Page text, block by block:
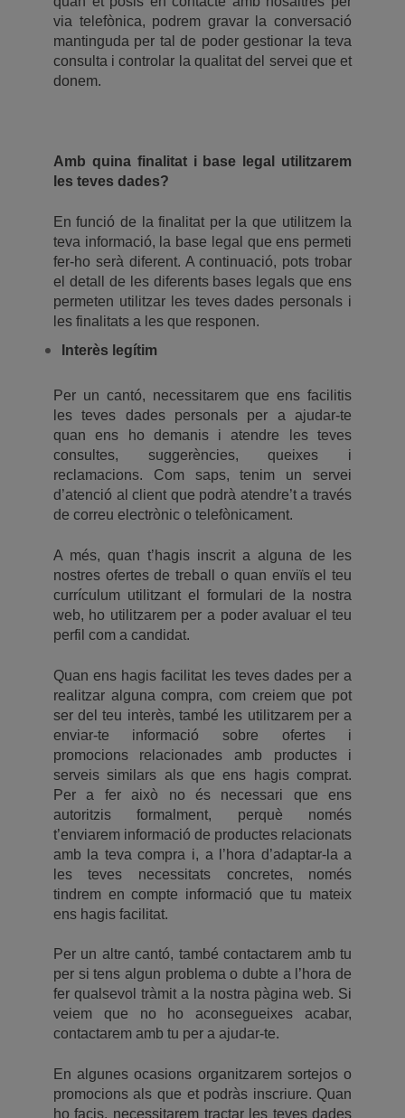
via telefònica, podrem gravar la conversació
mantinguda per tal de poder gestionar la teva
consulta i controlar la qualitat del servei que et
donem.
Amb quina finalitat i base legal utilitzarem
les teves dades?
En funció de la finalitat per la que utilitzem la
teva informació, la base legal que ens permeti
fer-ho serà diferent. A continuació, pots trobar
el detall de les diferents bases legals que ens
permeten utilitzar les teves dades personals i
les finalitats a les que responen.
Interès legítim
Per un cantó, necessitarem que ens facilitis
les teves dades personals per a ajudar-te
quan ens ho demanis i atendre les teves
consultes, suggerències, queixes i
reclamacions. Com saps, tenim un servei
d’atenció al client que podrà atendre’t a través
de correu electrònic o telefònicament.
A més, quan t’hagis inscrit a alguna de les
nostres ofertes de treball o quan enviïs el teu
currículum utilitzant el formulari de la nostra
web, ho utilitzarem per a poder avaluar el teu
perfil com a candidat.
Quan ens hagis facilitat les teves dades per a
realitzar alguna compra, com creiem que pot
ser del teu interès, també les utilitzarem per a
enviar-te informació sobre ofertes i
promocions relacionades amb productes i
serveis similars als que ens hagis comprat.
Per a fer això no és necessari que ens
autoritzis formalment, perquè només
t’enviarem informació de productes relacionats
amb la teva compra i, a l’hora d’adaptar-la a
les teves necessitats concretes, només
tindrem en compte informació que tu mateix
ens hagis facilitat.
Per un altre cantó, també contactarem amb tu
per si tens algun problema o dubte a l’hora de
fer qualsevol tràmit a la nostra pàgina web. Si
veiem que no ho aconsegueixes acabar,
contactarem amb tu per a ajudar-te.
En algunes ocasions organitzarem sortejos o
promocions als que et podràs inscriure. Quan
ho facis, necessitarem tractar les teves dades